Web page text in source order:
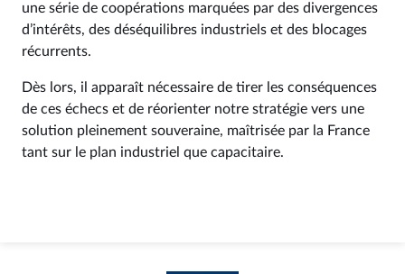
une série de coopérations marquées par des divergences
d’intérêts, des déséquilibres industriels et des blocages
récurrents.
Dès lors, il apparaît nécessaire de tirer les conséquences
de ces échecs et de réorienter notre stratégie vers une
solution pleinement souveraine, maîtrisée par la France
tant sur le plan industriel que capacitaire.